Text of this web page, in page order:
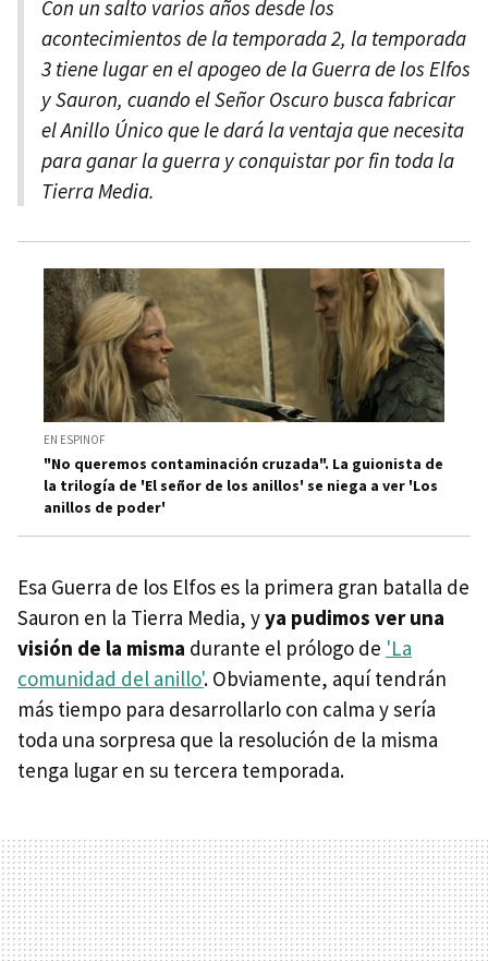
Con un salto varios años desde los
acontecimientos de la temporada 2, la temporada
3 tiene lugar en el apogeo de la Guerra de los Elfos
y Sauron, cuando el Señor Oscuro busca fabricar
el Anillo Único que le dará la ventaja que necesita
para ganar la guerra y conquistar por fin toda la
Tierra Media.
EN ESPINOF
"No queremos contaminación cruzada". La guionista de
la trilogía de 'El señor de los anillos' se niega a ver 'Los
anillos de poder'
Esa Guerra de los Elfos es la primera gran batalla de
Sauron en la Tierra Media, yya pudimos ver una
visión de la misma durante el prólogo de 'La
comunidad del anillo'. Obviamente, aquí tendrán
más tiempo para desarrollarlo con calma y sería
toda una sorpresa que la resolución de la misma
tenga lugar en su tercera temporada.